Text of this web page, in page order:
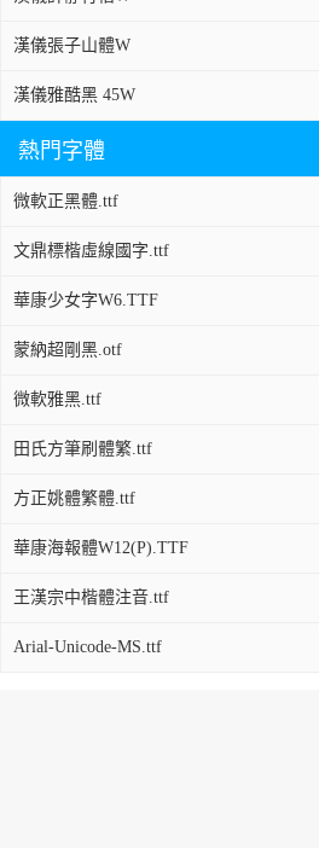
漢儀張子山體W
漢儀雅酷黑 45W
熱門字體
微軟正黑體.ttf
文鼎標楷虛線國字.ttf
華康少女字W6.TTF
蒙納超剛黑.otf
微軟雅黑.ttf
田氏方筆刷體繁.ttf
方正姚體繁體.ttf
華康海報體W12(P).TTF
王漢宗中楷體注音.ttf
Arial-Unicode-MS.ttf